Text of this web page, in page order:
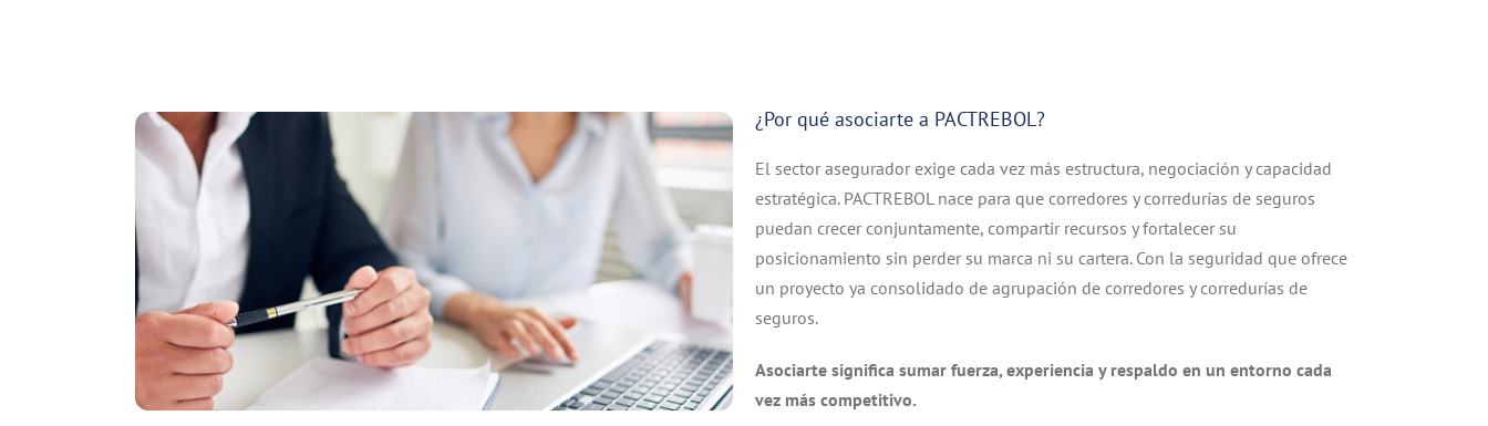
¿Por qué asociarte a PACTREBOL?
El sector asegurador exige cada vez más estructura, negociación y capacidad
estratégica. PACTREBOL nace para que corredores y corredurías de seguros
puedan crecer conjuntamente, compartir recursos y fortalecer su
posicionamiento sin perder su marca ni su cartera. Con la seguridad que ofrece
un proyecto ya consolidado de agrupación de corredores y corredurías de
seguros.
Asociarte significa sumar fuerza, experiencia y respaldo en un entorno cada
vez más competitivo.